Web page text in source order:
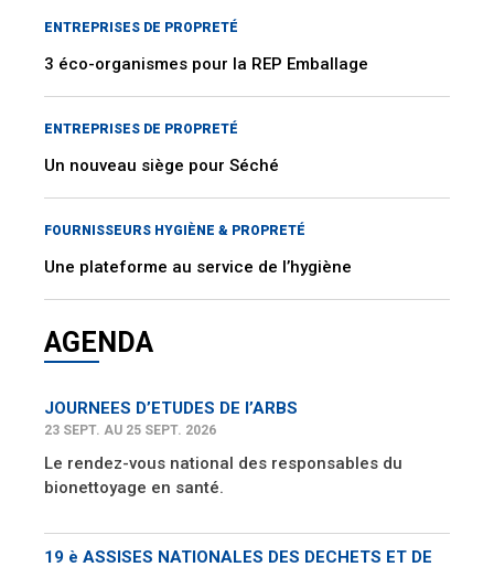
ENTREPRISES DE PROPRETÉ
3 éco-organismes pour la REP Emballage
ENTREPRISES DE PROPRETÉ
Un nouveau siège pour Séché
FOURNISSEURS HYGIÈNE & PROPRETÉ
Une plateforme au service de l’hygiène
AGENDA
JOURNEES D’ETUDES DE l’ARBS
23 SEPT. AU 25 SEPT. 2026
Le rendez-vous national des responsables du
bionettoyage en santé.
19 è ASSISES NATIONALES DES DECHETS ET DE